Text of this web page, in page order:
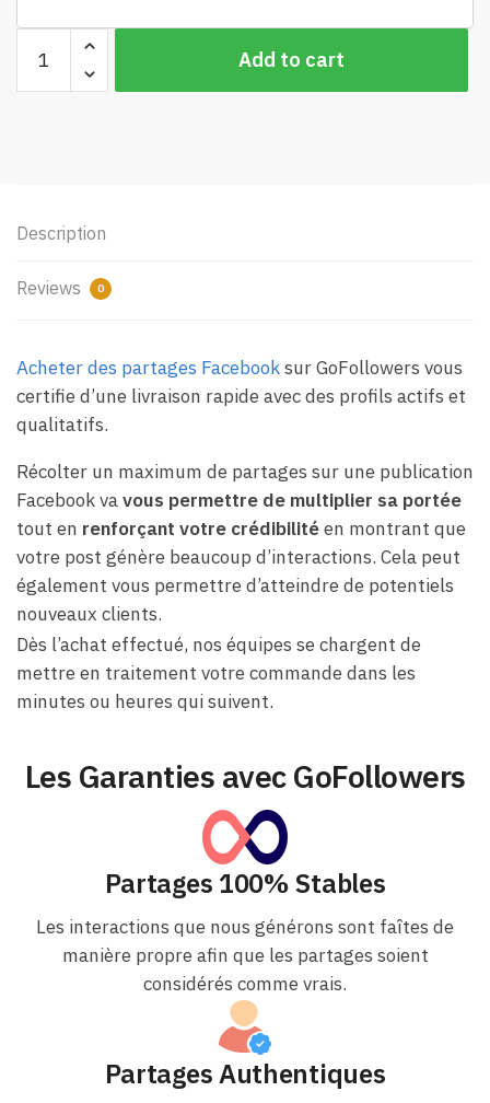
Facebook
quantity
Add to cart
Description
Reviews 0
Acheter des partages Facebooksur GoFollowers vous
certifie d’une livraison rapide avec des profils actifs et
qualitatifs.
Récolter un maximum de partages sur une publication
Facebook vavous permettre de multiplier sa portée
tout en renforçant votre crédibilitéen montrant que
votre post génère beaucoup d’interactions. Cela peut
également vous permettre d’atteindre de potentiels
nouveaux clients.
Dès l’achat effectué, nos équipes se chargent de
mettre en traitement votre commande dans les
minutes ou heures qui suivent.
Les Garanties avec GoFollowers
Partages 100% Stables
Les interactions que nous générons sont faîtes de
manière propre afin que les partages soient
considérés comme vrais.
Partages Authentiques